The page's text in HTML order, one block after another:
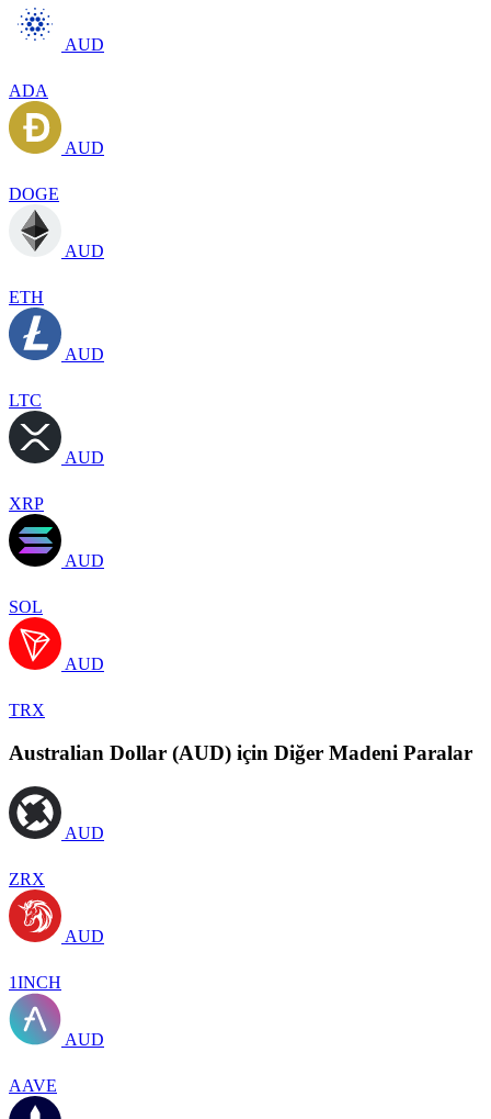
AUD
ADA
AUD
DOGE
AUD
ETH
AUD
LTC
AUD
XRP
AUD
SOL
AUD
TRX
Australian Dollar (AUD) için Diğer Madeni Paralar
AUD
ZRX
AUD
1INCH
AUD
AAVE